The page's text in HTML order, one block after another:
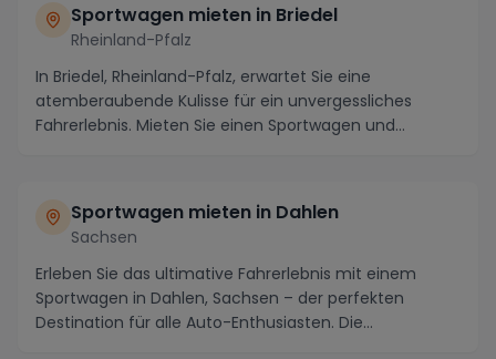
Sportwagen mieten in Briedel
Rheinland-Pfalz
In Briedel, Rheinland-Pfalz, erwartet Sie eine
atemberaubende Kulisse für ein unvergessliches
Fahrerlebnis. Mieten Sie einen Sportwagen und
Sportwagen mieten in Dahlen
Sachsen
Erleben Sie das ultimative Fahrerlebnis mit einem
Sportwagen in Dahlen, Sachsen – der perfekten
Destination für alle Auto-Enthusiasten. Die